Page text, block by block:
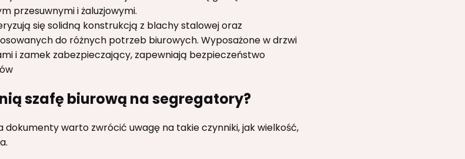
przesuwnymi i żaluzjowymi.
się solidną konstrukcją z blachy stalowej oraz
do różnych potrzeb biurowych. Wyposażone w drzwi
i zamek zabezpieczający, zapewniają bezpieczeństwo
szafę biurową na segregatory?
dokumenty warto zwrócić uwagę na takie czynniki, jak wielkość,